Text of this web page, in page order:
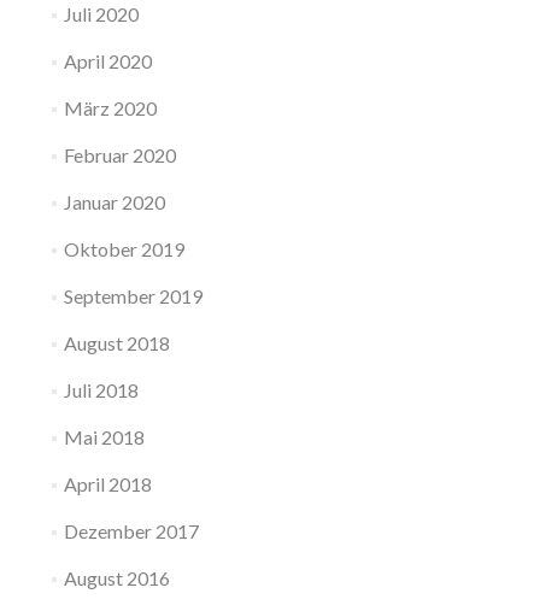
Juli 2020
April 2020
März 2020
Februar 2020
Januar 2020
Oktober 2019
September 2019
August 2018
Juli 2018
Mai 2018
April 2018
Dezember 2017
August 2016